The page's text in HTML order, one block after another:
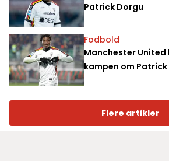
Patrick Dorgu
Fodbold
Manchester United
kampen om Patrick
Flere artikler